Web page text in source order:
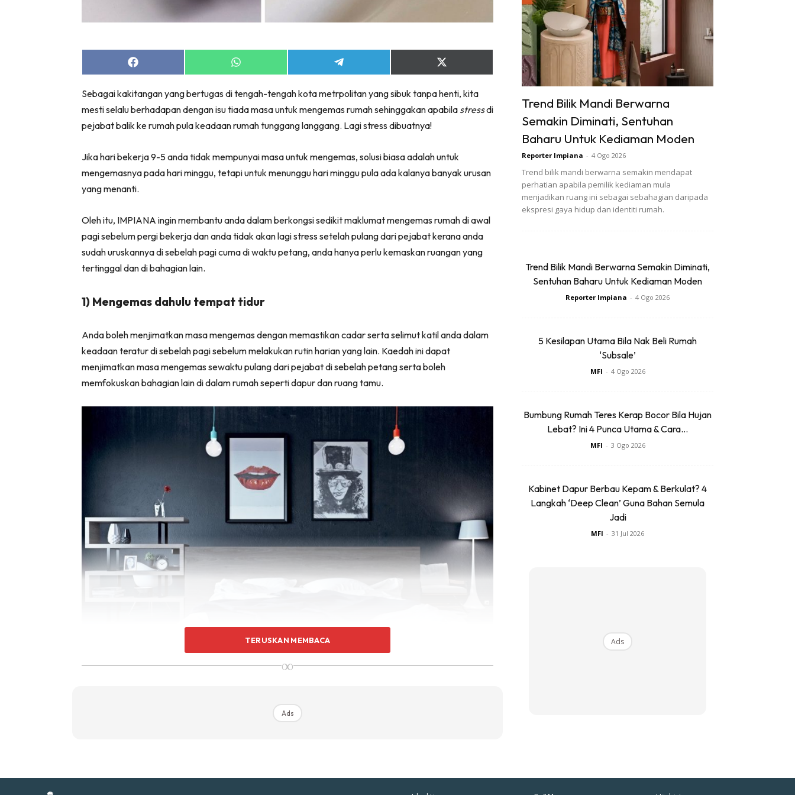
Dapur
Make Over
Bilik Air
Bilik Tidur
Dapur
Ruang Makan
Menarik Lagi
Casa Impiana
Beli Di Mana
Buat Sendiri
Ilham Impiana
Ilham Impiana Inspirasi Selebriti
Casa Impiana
Impiana MakeOver
Lahar Dekor
Sembang Laman
Tip Impiana
Tip Laman
Share
on
Share
on
Share
on
Share
on
(Twitter)
Sebagai kakitangan yang bertugas di tengah-tengah kota metrpolitan yang sibuk tanpa henti, kita
mesti selalu berhadapan dengan isu tiada masa untuk mengemas rumah sehinggakan apabila stressdi
pejabat balik ke rumah pula keadaan rumah tunggang langgang. Lagi stress dibuatnya!
Jika hari bekerja 9-5 anda tidak mempunyai masa untuk mengemas, solusi biasa adalah untuk
mengemasnya pada hari minggu, tetapi untuk menunggu hari minggu pula ada kalanya banyak urusan
yang menanti.
Oleh itu, IMPIANA ingin membantu anda dalam berkongsi sedikit maklumat mengemas rumah di awal
pagi sebelum pergi bekerja dan anda tidak akan lagi stress setelah pulang dari pejabat kerana anda
sudah uruskannya di sebelah pagi cuma di waktu petang, anda hanya perlu kemaskan ruangan yang
tertinggal dan di bahagian lain.
1) Mengemas dahulu tempat tidur
Anda boleh menjimatkan masa mengemas dengan memastikan cadar serta selimut katil anda dalam
keadaan teratur di sebelah pagi sebelum melakukan rutin harian yang lain. Kaedah ini dapat
menjimatkan masa mengemas sewaktu pulang dari pejabat di sebelah petang serta boleh
memfokuskan bahagian lain di dalam rumah seperti dapur dan ruang tamu.
TERUSKAN MEMBACA
∞
Ads
Trend Bilik Mandi Berwarna
Semakin Diminati, Sentuhan
Baharu Untuk Kediaman Moden
Reporter Impiana - 4 Ogo 2026
Trend bilik mandi berwarna semakin mendapat
perhatian apabila pemilik kediaman mula
menjadikan ruang ini sebagai sebahagian daripada
ekspresi gaya hidup dan identiti rumah.
Trend Bilik Mandi Berwarna Semakin Diminati,
Sentuhan Baharu Untuk Kediaman Moden
Reporter Impiana - 4 Ogo 2026
5 Kesilapan Utama Bila Nak Beli Rumah
‘Subsale’
MFI - 4 Ogo 2026
Bumbung Rumah Teres Kerap Bocor Bila Hujan
Lebat? Ini 4 Punca Utama & Cara...
MFI - 3 Ogo 2026
Kabinet Dapur Berbau Kepam & Berkulat? 4
Langkah ‘Deep Clean’ Guna Bahan Semula
Jadi
MFI - 31 Jul 2026
Ads